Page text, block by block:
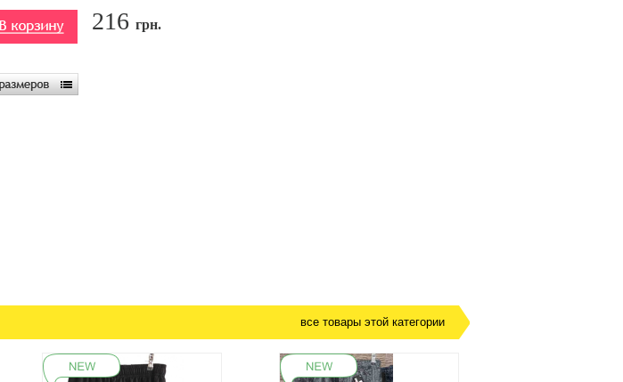
216 грн.
все товары этой категории